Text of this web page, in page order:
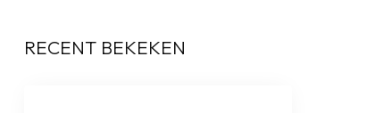
RECENT BEKEKEN